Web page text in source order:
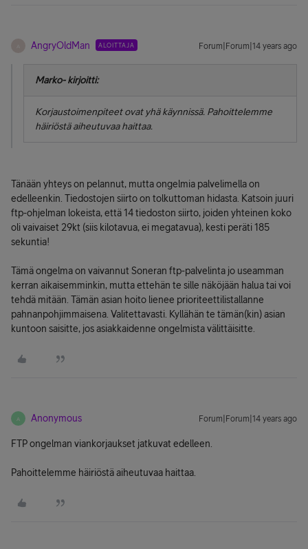
AngryOldMan ALOITTAJA Forum|Forum|14 years ago
Marko- kirjoitti:
Korjaustoimenpiteet ovat yhä käynnissä. Pahoittelemme
häiriöstä aiheutuvaa haittaa.
Tänään yhteys on pelannut, mutta ongelmia palvelimella on
edelleenkin. Tiedostojen siirto on tolkuttoman hidasta. Katsoin juuri
ftp-ohjelman lokeista, että 14 tiedoston siirto, joiden yhteinen koko
oli vaivaiset 29kt (siis kilotavua, ei megatavua), kesti peräti 185
sekuntia!
Tämä ongelma on vaivannut Soneran ftp-palvelinta jo useamman
kerran aikaisemminkin, mutta ettehän te sille näköjään halua tai voi
tehdä mitään. Tämän asian hoito lienee prioriteettilistallanne
pahnanpohjimmaisena. Valitettavasti. Kyllähän te tämän(kin) asian
kuntoon saisitte, jos asiakkaidenne ongelmista välittäisitte.
A Anonymous Forum|Forum|14 years ago
FTP ongelman viankorjaukset jatkuvat edelleen.
Pahoittelemme häiriöstä aiheutuvaa haittaa.